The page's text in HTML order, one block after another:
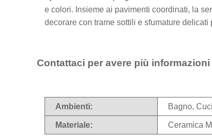
e colori. Insieme ai pavimenti coordinati, la
decorare con trame sottili e sfumature
Contattaci per avere più
Ambienti: Bagno,
Materiale: Ceramica